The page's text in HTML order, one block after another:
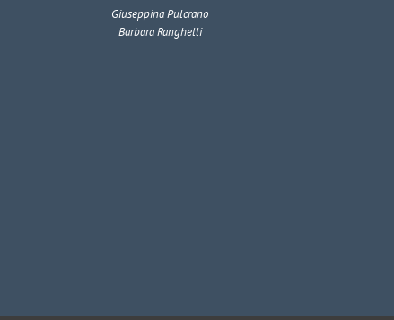
Giuseppina Pulcrano
Barbara Ranghelli